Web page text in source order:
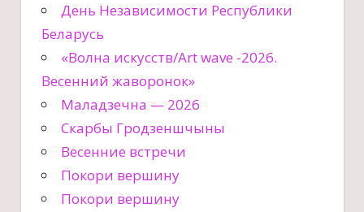
День Независимости Республики
Беларусь
«Волна искусств/Art wave -2026.
Весенний жаворонок»
Маладзечна — 2026
Скарбы Гродзеншчыны
Весенние встречи
Покори вершину
Покори вершину